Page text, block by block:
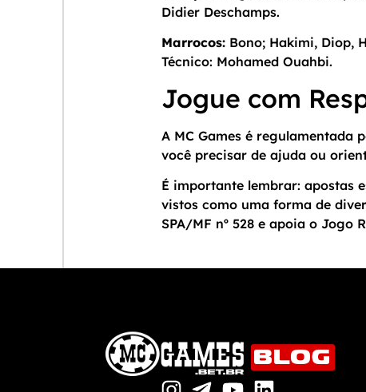
Didier Deschamps.
Marrocos:Bono; Hakimi, Diop,
Técnico: Mohamed Ouahbi.
Jogue com
A MC Games é regulamentada
você precisar de ajuda ou
É importante lembrar: apostas
vistos como uma forma de
SPA/MF nº 528 e apoia o Jogo